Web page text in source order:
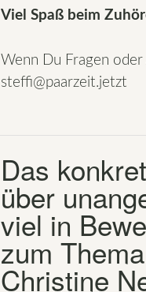
Viel Spaß beim
Wenn Du Fragen
steffi@paarzeit.jetzt
Das
über
viel in
zum
Christine